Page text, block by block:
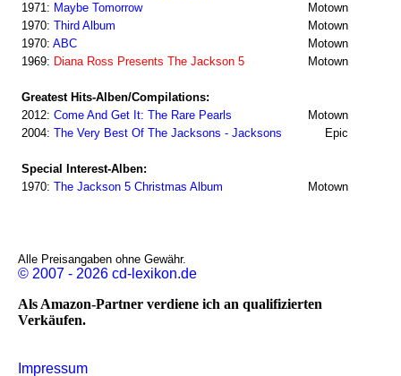
1971: Maybe Tomorrow
Motown
1970: Third Album
Motown
1970: ABC
Motown
1969: Diana Ross Presents The Jackson 5 Motown
Greatest Hits-Alben/Compilations:
2012: Come And Get It: The Rare Pearls
Motown
2004: The Very Best Of The Jacksons - Jacksons Epic
Special Interest-Alben:
1970: The Jackson 5 Christmas Album Motown
Alle Preisangaben ohne Gewähr.
© 2007 - 2026 cd-lexikon.de
Als Amazon-Partner verdiene ich an qualifizierten
Verkäufen.
Impressum